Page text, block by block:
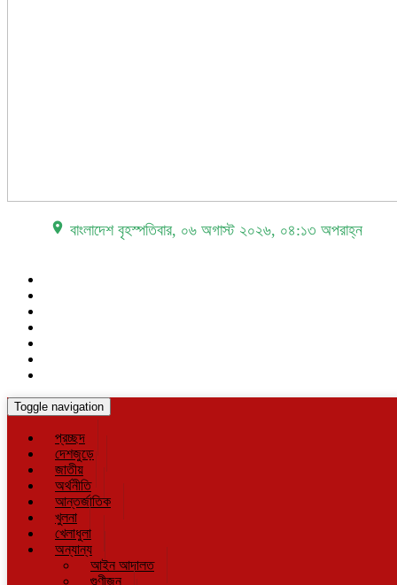
place বাংলাদেশ বৃহস্পতিবার, ০৬ অগাস্ট ২০২৬, ০৪:১৩ অপরাহ্ন
Toggle navigation
প্রচ্ছদ
দেশজুড়ে
জাতীয়
অর্থনীতি
আন্তর্জাতিক
খুলনা
খেলাধুলা
অন্যান্য
আইন আদালত
গুণীজন